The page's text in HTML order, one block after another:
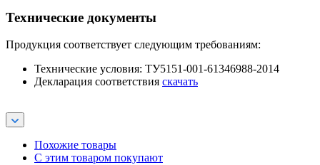
Технические документы
Продукция соответствует следующим требованиям:
Технические условия: ТУ5151-001-61346988-2014
Декларация соответствия скачать
Похожие товары
С этим товаром покупают